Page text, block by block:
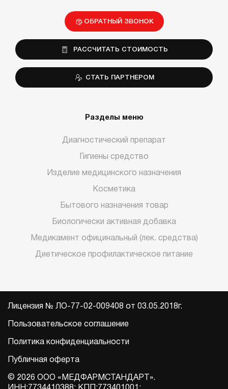
ОБРАТНЫЙ ЗВОНОК
РАССЧИТАТЬ СТОИМОСТЬ
СТАТЬ ПАРТНЕРОМ
Разделы меню
Диагностический препарат
Гигиены средство
Изделие медицинского назначения
Косметика
Бытового назначения товар
Биологически активная добавка
Медикамент официнальный (лек. средства)
Диетическое профилактическое питание
Лицензия № ЛО-77-02-009408 от 03.05.2018г.
Пользовательское соглашение
Политика конфиденциальности
Публичная оферта
© 2026 ООО «МЕДФАРМСТАНДАРТ».